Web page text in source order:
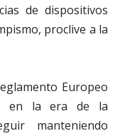
de dispositivos
proclive a la
Europeo
en la era de la
manteniendo